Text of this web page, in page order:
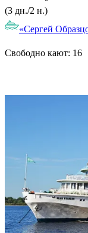
(3 дн./2 н.)
«Сергей
Свободно кают: 16